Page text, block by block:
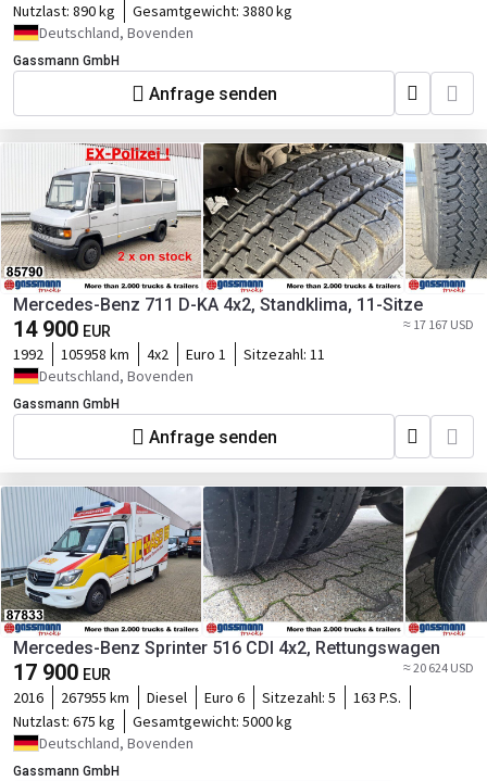
Nutzlast: 890 kg Gesamtgewicht: 3880 kg
Deutschland, Bovenden
Gassmann GmbH
Anfrage senden
Mercedes-Benz 711 D-KA 4x2, Standklima, 11-Sitze
14 900 EUR ≈ 17 167 USD
1992 105958 km 4x2 Euro 1 Sitzezahl: 11
Deutschland, Bovenden
Gassmann GmbH
Anfrage senden
Mercedes-Benz Sprinter 516 CDI 4x2, Rettungswagen
17 900 EUR ≈ 20 624 USD
2016 267955 km Diesel Euro 6 Sitzezahl: 5
163 P.S.
Nutzlast: 675 kg Gesamtgewicht: 5000 kg
Deutschland, Bovenden
Gassmann GmbH